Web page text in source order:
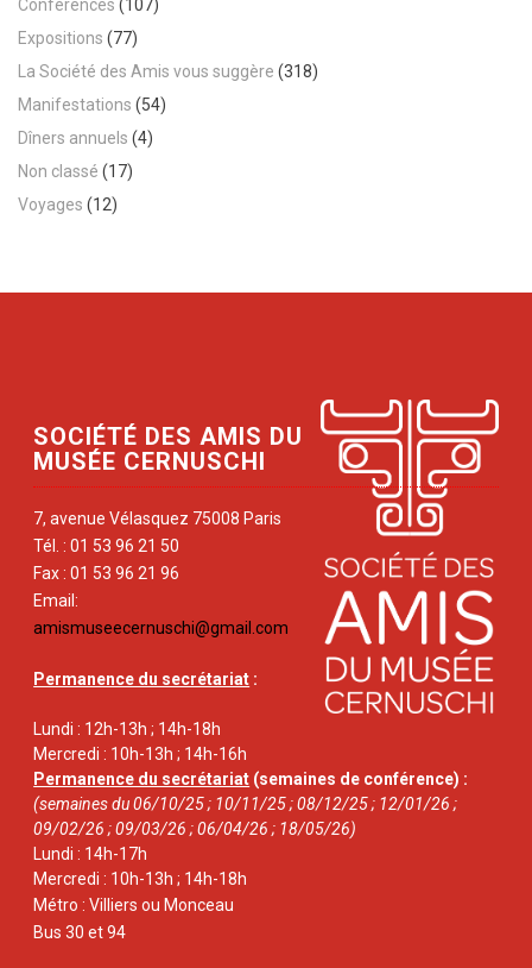
Conférences (107)
Expositions (77)
La Société des Amis vous suggère (318)
Manifestations (54)
Dîners annuels (4)
Non classé (17)
Voyages (12)
SOCIÉTÉ DES AMIS DU
MUSÉE CERNUSCHI
7, avenue Vélasquez 75008 Paris
Tél. : 01 53 96 21 50
Fax : 01 53 96 21 96
Email:
amismuseecernuschi@gmail.com
Permanence du secrétariat :
Lundi : 12h-13h ; 14h-18h
Mercredi : 10h-13h ; 14h-16h
Permanence du secrétariat (semaines de conférence) :
(semaines du 06/10/25 ; 10/11/25 ; 08/12/25 ; 12/01/26 ;
09/02/26 ; 09/03/26 ; 06/04/26 ; 18/05/26)
Lundi : 14h-17h
Mercredi : 10h-13h ; 14h-18h
Métro : Villiers ou Monceau
Bus 30 et 94